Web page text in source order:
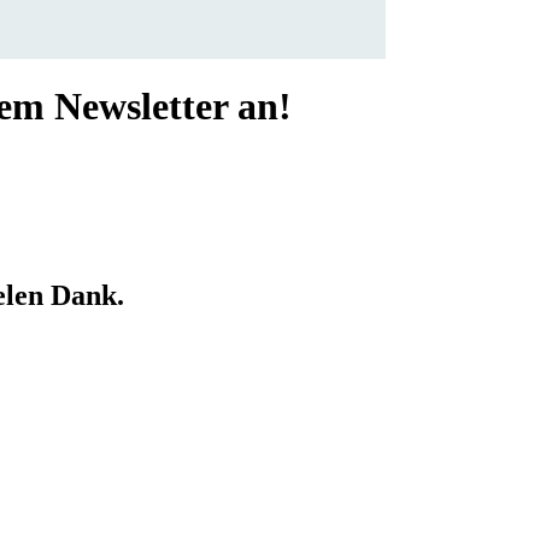
Newsletter an!
Dank.